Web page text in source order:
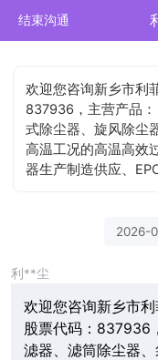
结束沟通
欢迎您咨询新乡市利
837936，主营产品
式除尘器、旋风除尘
高温工况的高温高效
器生产制造供应、
2026-
利**尘
欢迎您咨询新乡市
股票代码：837936
滤器、滤筒除尘器